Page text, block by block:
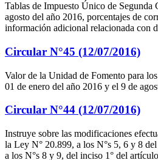
Tablas de Impuesto Único de Segunda
agosto del año 2016, porcentajes de
información adicional relacionada con
Circular N°45 (12/07/2016)
Valor de la Unidad de Fomento para
01 de enero del año 2016 y el 9 de
Circular N°44 (12/07/2016)
Instruye sobre las modificaciones
la Ley N° 20.899, a los N°s 5, 6 y 8
a los N°s 8 y 9, del inciso 1° del